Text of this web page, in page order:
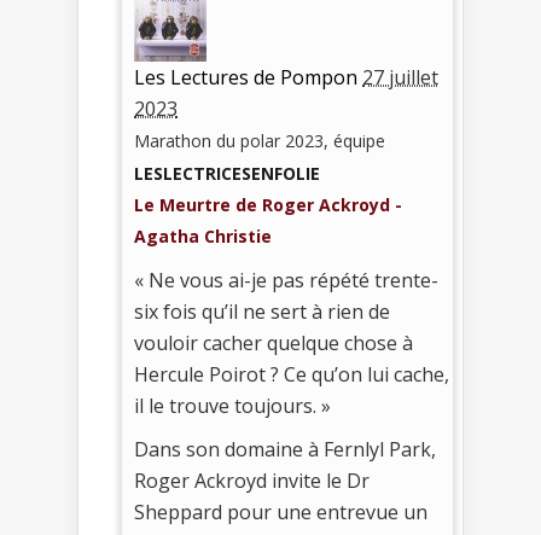
Les Lectures de Pompon 27 juillet
2023
Marathon du polar 2023, équipe
LESLECTRICESENFOLIE
Le Meurtre de Roger Ackroyd -
Agatha Christie
« Ne vous ai-je pas répété trente-
six fois qu’il ne sert à rien de
vouloir cacher quelque chose à
Hercule Poirot ? Ce qu’on lui cache,
il le trouve toujours. »
Dans son domaine à Fernlyl Park,
Roger Ackroyd invite le Dr
Sheppard pour une entrevue un